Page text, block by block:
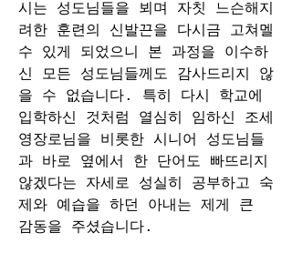
시는 성도님들을 뵈며 자칫 느슨해지
려한 훈련의 신발끈을 다시금 고쳐멜
수 있게 되었으니 본 과정을 이수하
신 모든 성도님들께도 감사드리지 않
을 수 없습니다. 특히 다시 학교에
입학하신 것처럼 열심히 임하신 조세
영장로님을 비롯한 시니어 성도님들
과 바로 옆에서 한 단어도 빠뜨리지
않겠다는 자세로 성실히 공부하고 숙
제와 예습을 하던 아내는 제게 큰
감동을 주셨습니다.